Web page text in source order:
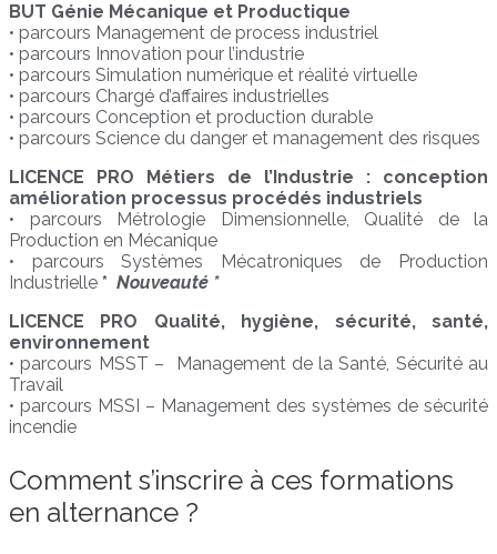
BUT Génie Mécanique et Productique
• parcours Management de process industriel
• parcours Innovation pour l’industrie
• parcours Simulation numérique et réalité virtuelle
• parcours Chargé d’affaires industrielles
• parcours Conception et production durable
• parcours Science du danger et management des risques
LICENCE PRO Métiers de l’Industrie : conception
amélioration processus procédés industriels
• parcours Métrologie Dimensionnelle, Qualité de la
Production en Mécanique
• parcours Systèmes Mécatroniques de Production
Industrielle * Nouveauté *
LICENCE PRO Qualité, hygiène, sécurité, santé,
environnement
• parcours MSST – Management de la Santé, Sécurité au
Travail
• parcours MSSI – Management des systèmes de sécurité
incendie
Comment s’inscrire à ces formations
en alternance ?